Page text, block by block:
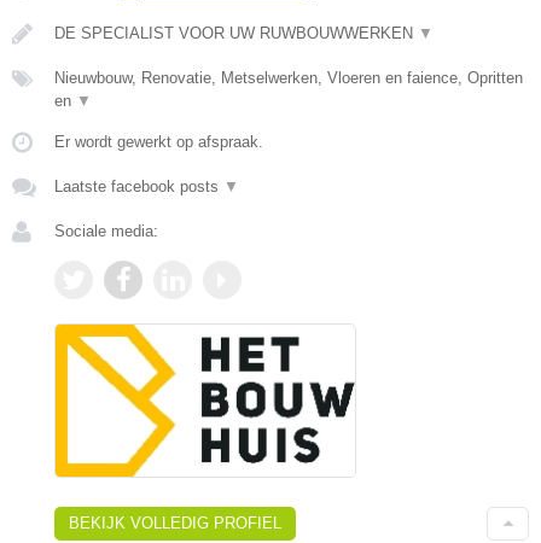
DE SPECIALIST VOOR UW RUWBOUWWERKEN ▼
Nieuwbouw, Renovatie, Metselwerken, Vloeren en faience, Opritten
en ▼
Er wordt gewerkt op afspraak.
Laatste facebook posts ▼
Sociale media:
BEKIJK VOLLEDIG PROFIEL